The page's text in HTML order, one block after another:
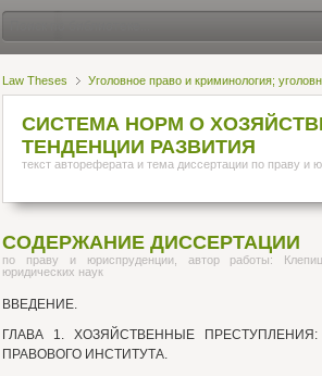
Law Theses Уголовное право и криминология;
СИСТЕМА НОРМ О
ТЕНДЕНЦИИ РАЗВИТИЯ
текст автореферата и тема диссертации по праву и
СОДЕРЖАНИЕ ДИССЕРТАЦИИ
по праву и юриспруденции, автор работы:
юридических наук
ВВЕДЕНИЕ.
ГЛАВА 1. ХОЗЯЙСТВЕННЫЕ
ПРАВОВОГО ИНСТИТУТА.